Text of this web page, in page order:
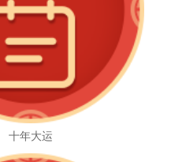
十年大运